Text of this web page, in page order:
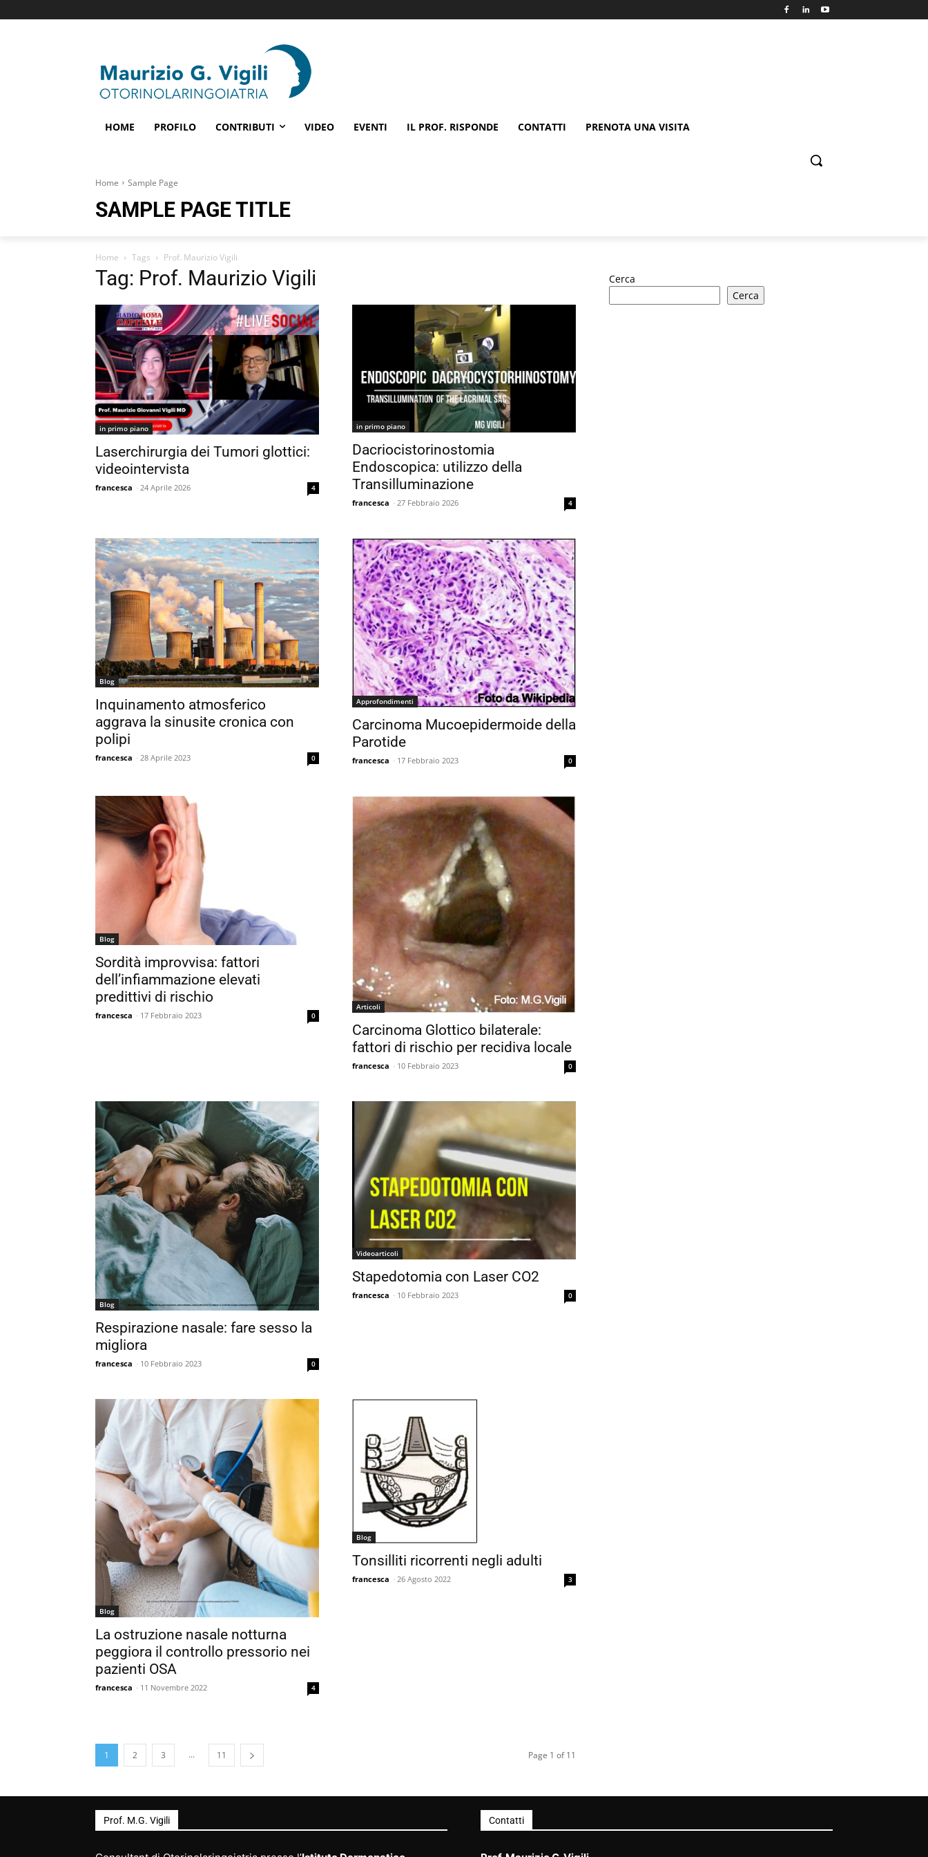
HOME PROFILO CONTRIBUTI VIDEO EVENTI IL PROF. RISPONDE CONTATTI PRENOTA UNA VISITA
Home Sample Page
SAMPLE PAGE TITLE
Home Tags Prof. Maurizio Vigili
Tag: Prof. Maurizio Vigili
in primo piano
Laserchirurgia dei Tumori glottici:
videointervista
francesca - 24 Aprile 2026 4
in primo piano
Dacriocistorinostomia
Endoscopica: utilizzo della
Transilluminazione
francesca - 27 Febbraio 2026 4
Blog
Inquinamento atmosferico
aggrava la sinusite cronica con
polipi
francesca - 28 Aprile 2023 0
Approfondimenti
Carcinoma Mucoepidermoide della
Parotide
francesca - 17 Febbraio 2023 0
Blog
Sordità improvvisa: fattori
dell’infiammazione elevati
predittivi di rischio
francesca - 17 Febbraio 2023 0
Articoli
Carcinoma Glottico bilaterale:
fattori di rischio per recidiva locale
francesca - 10 Febbraio 2023 0
Blog
Respirazione nasale: fare sesso la
migliora
francesca - 10 Febbraio 2023 0
Videoarticoli
Stapedotomia con Laser CO2
francesca - 10 Febbraio 2023 0
Blog
La ostruzione nasale notturna
peggiora il controllo pressorio nei
pazienti OSA
francesca - 11 Novembre 2022 4
Blog
Tonsilliti ricorrenti negli adulti
francesca - 26 Agosto 2022 3
1 2 3 ... 11 Page 1 of 11
Cerca
Cerca
Prof. M.G. Vigili Contatti